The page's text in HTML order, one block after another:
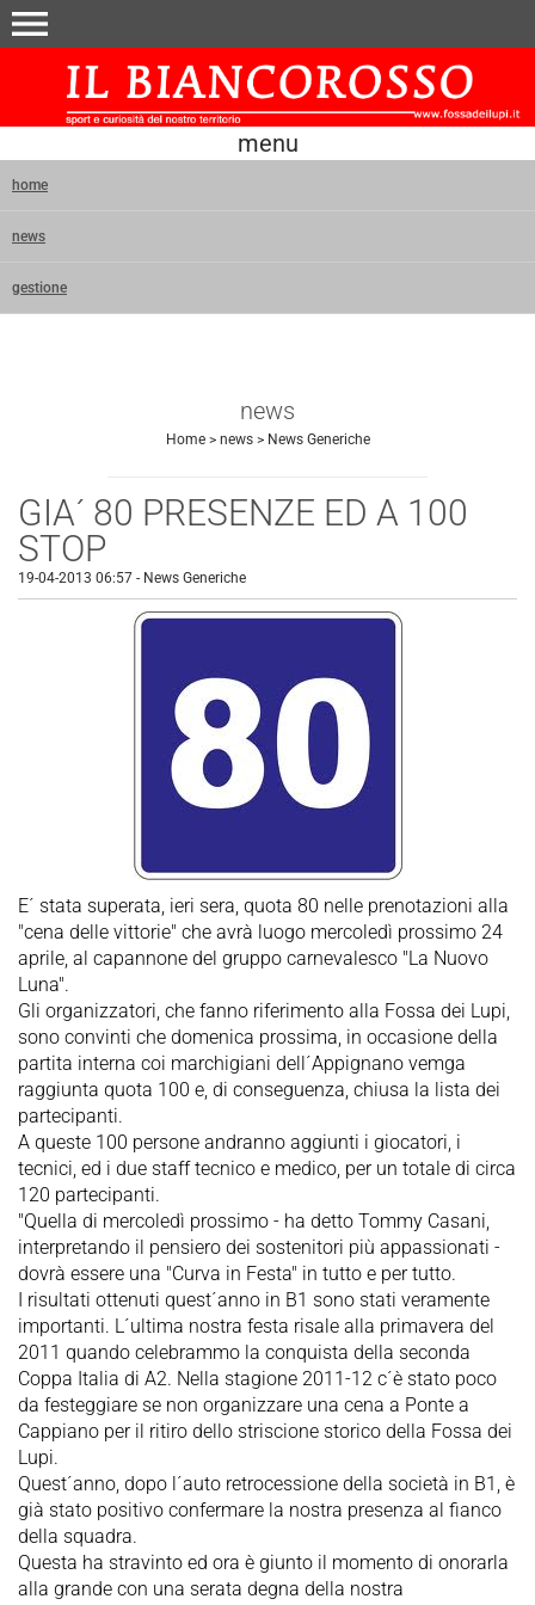
menu
menu
home
news
gestione
news
Home> news> News Generiche
GIA´ 80 PRESENZE ED A 100
STOP
19-04-2013 06:57 - News Generiche
E´ stata superata, ieri sera, quota 80 nelle prenotazioni alla
"cena delle vittorie" che avrà luogo mercoledì prossimo 24
aprile, al capannone del gruppo carnevalesco "La Nuovo
Luna".
Gli organizzatori, che fanno riferimento alla Fossa dei Lupi,
sono convinti che domenica prossima, in occasione della
partita interna coi marchigiani dell´Appignano vemga
raggiunta quota 100 e, di conseguenza, chiusa la lista dei
partecipanti.
A queste 100 persone andranno aggiunti i giocatori, i
tecnici, ed i due staff tecnico e medico, per un totale di circa
120 partecipanti.
"Quella di mercoledì prossimo - ha detto Tommy Casani,
interpretando il pensiero dei sostenitori più appassionati -
dovrà essere una "Curva in Festa" in tutto e per tutto.
I risultati ottenuti quest´anno in B1 sono stati veramente
importanti. L´ultima nostra festa risale alla primavera del
2011 quando celebrammo la conquista della seconda
Coppa Italia di A2. Nella stagione 2011-12 c´è stato poco
da festeggiare se non organizzare una cena a Ponte a
Cappiano per il ritiro dello striscione storico della Fossa dei
Lupi.
Quest´anno, dopo l´auto retrocessione della società in B1, è
già stato positivo confermare la nostra presenza al fianco
della squadra.
Questa ha stravinto ed ora è giunto il momento di onorarla
alla grande con una serata degna della nostra